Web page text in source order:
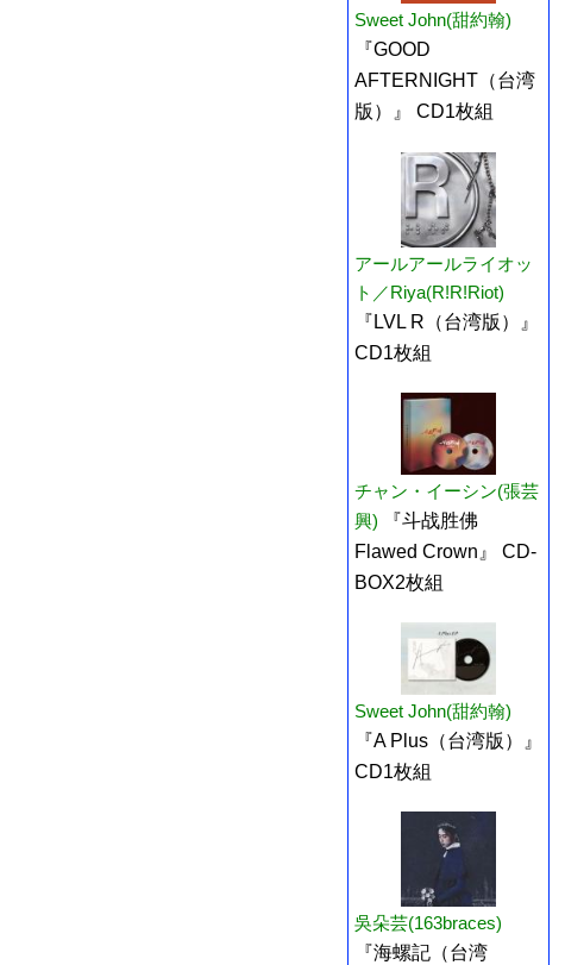
Sweet John(甜約翰)
『GOOD
AFTERNIGHT（台湾
版）』 CD1枚組
アールアールライオッ
ト／Riya(R!R!Riot)
『LVL R（台湾版）』
CD1枚組
チャン・イーシン(張芸
興)
『斗战胜佛
Flawed Crown』 CD-
BOX2枚組
Sweet John(甜約翰)
『A Plus（台湾版）』
CD1枚組
吳朵芸(163braces)
『海螺記（台湾